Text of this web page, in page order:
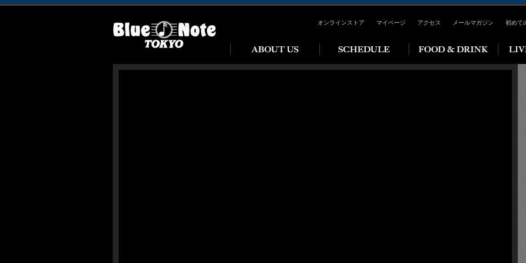
オンラインストア マイページ アクセス メールマガジン 初めて